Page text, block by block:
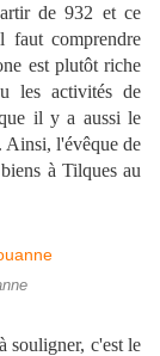
de 932 et ce
faut comprendre
est plutôt riche
les activités de
il y a aussi le
Ainsi, l'évêque de
à Tilques au
souligner, c'est le